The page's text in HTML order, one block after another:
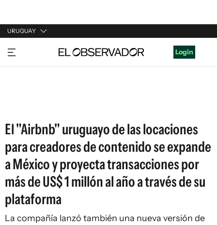
URUGUAY
URUGUAY
ARGENTINA
Login
El "Airbnb" uruguayo de las locaciones
para creadores de contenido se expande
a México y proyecta transacciones por
más de US$ 1 millón al año a través de su
plataforma
La compañía lanzó también una nueva versión de